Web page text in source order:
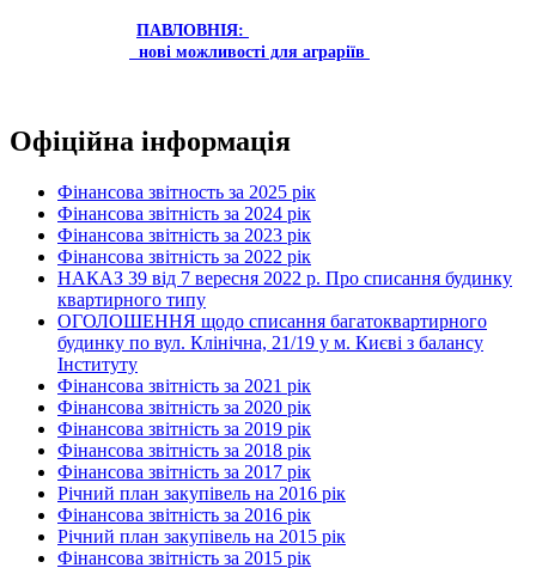
ПАВЛОВНІЯ:
нові можливості для аграріїв
Офіційна інформація
Фінансова звітность за 2025 рік
Фінансова звітність за 2024 рік
Фінансова звітність за 2023 рік
Фінансова звітність за 2022 рік
НАКАЗ 39 від 7 вересня 2022 р. Про списання будинку
квартирного типу
ОГОЛОШЕННЯ щодо списання багатоквартирного
будинку по вул. Клінічна, 21/19 у м. Києві з балансу
Інституту
Фінансова звітність за 2021 рік
Фінансова звітність за 2020 рік
Фінансова звітність за 2019 рік
Фінансова звітність за 2018 рік
Фінансова звітність за 2017 рік
Річний план закупівель на 2016 рік
Фінансова звітність за 2016 рік
Річний план закупівель на 2015 рік
Фінансова звітність за 2015 рік